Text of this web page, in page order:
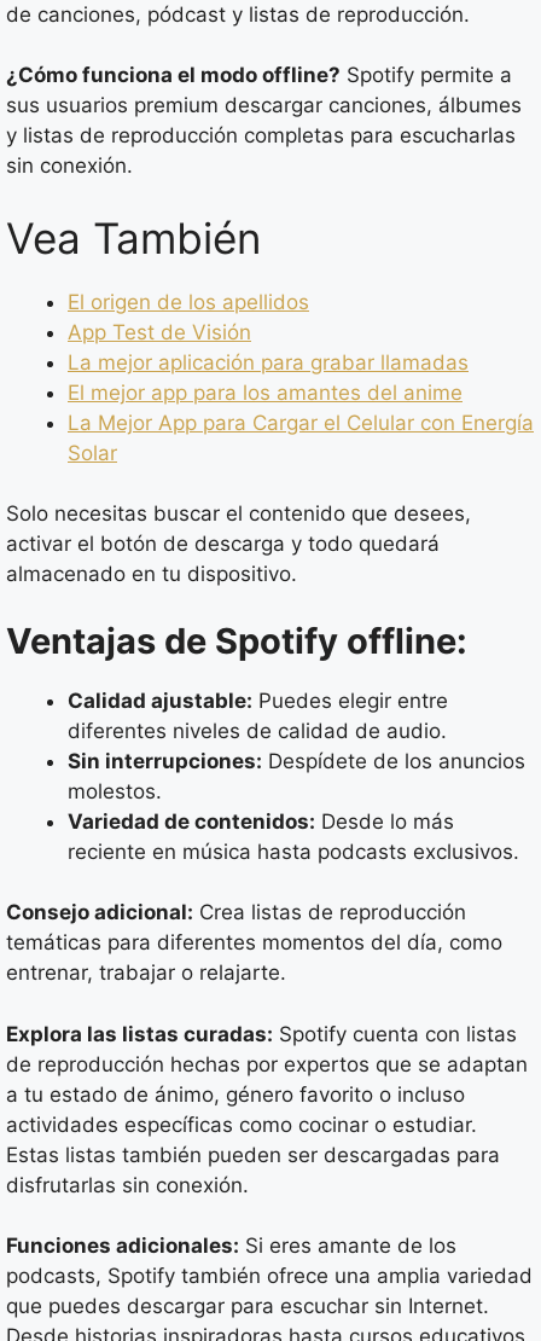
de canciones, pódcast y listas de reproducción.
¿Cómo funciona el modo offline? Spotify permite a
sus usuarios premium descargar canciones, álbumes
y listas de reproducción completas para escucharlas
sin conexión.
Vea También
El origen de los apellidos
App Test de Visión
La mejor aplicación para grabar llamadas
El mejor app para los amantes del anime
La Mejor App para Cargar el Celular con Energía
Solar
Solo necesitas buscar el contenido que desees,
activar el botón de descarga y todo quedará
almacenado en tu dispositivo.
Ventajas de Spotify offline:
Calidad ajustable: Puedes elegir entre
diferentes niveles de calidad de audio.
Sin interrupciones: Despídete de los anuncios
molestos.
Variedad de contenidos: Desde lo más
reciente en música hasta podcasts exclusivos.
Consejo adicional: Crea listas de reproducción
temáticas para diferentes momentos del día, como
entrenar, trabajar o relajarte.
Explora las listas curadas: Spotify cuenta con listas
de reproducción hechas por expertos que se adaptan
a tu estado de ánimo, género favorito o incluso
actividades específicas como cocinar o estudiar.
Estas listas también pueden ser descargadas para
disfrutarlas sin conexión.
Funciones adicionales: Si eres amante de los
podcasts, Spotify también ofrece una amplia variedad
que puedes descargar para escuchar sin Internet.
Desde historias inspiradoras hasta cursos educativos,